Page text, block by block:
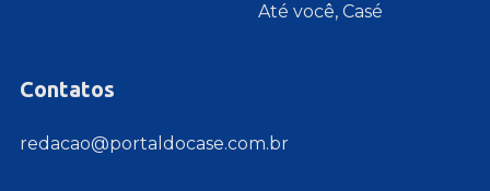
Até você, Casé
Contatos
redacao@portaldocase.com.br